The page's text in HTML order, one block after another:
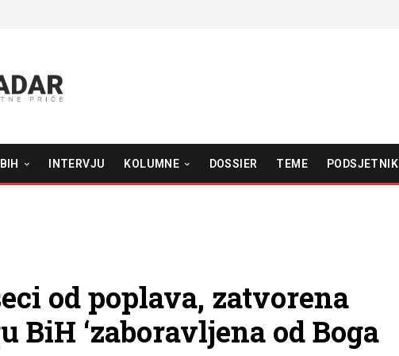
BIH INTERVJU KOLUMNE DOSSIER TEME PODSJETNIK
od poplava, zatvorena
BiH ‘zaboravljena od Boga